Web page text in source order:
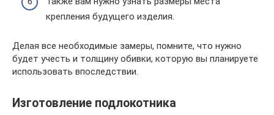
крепления будущего изделия.
Делая все необходимые замеры, помните, что нужно
будет учесть и толщину обивки, которую вы планируете
использовать впоследствии.
Изготовление подлокотника